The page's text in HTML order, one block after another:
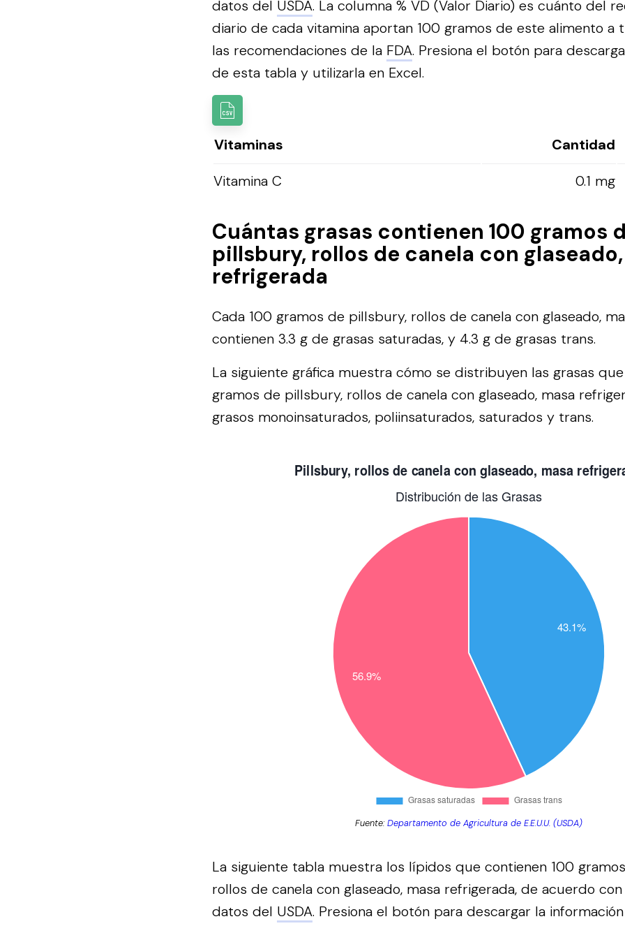
datos del USDA. La columna % VD (Valor Diario) es cuánto del
diario de cada vitamina aportan 100 gramos de este alimento a
las recomendaciones de la FDA. Presiona el botón para
de esta tabla y utilizarla en Excel.
Vitaminas Cantidad
Vitamina C
0.1 mg
Cuántas grasas contienen 100 gramos
pillsbury, rollos de canela con
refrigerada
Cada 100 gramos de pillsbury, rollos de canela con glaseado,
contienen 3.3 g de grasas saturadas, y 4.3 g de grasas trans.
La siguiente gráfica muestra cómo se distribuyen las grasas
gramos de pillsbury, rollos de canela con glaseado, masa
grasos monoinsaturados, poliinsaturados, saturados y trans.
Fuente:Departamento de Agricultura de E.E.U.U. (USDA)
La siguiente tabla muestra los lípidos que contienen 100
rollos de canela con glaseado, masa refrigerada, de acuerdo
datos del USDA. Presiona el botón para descargar la